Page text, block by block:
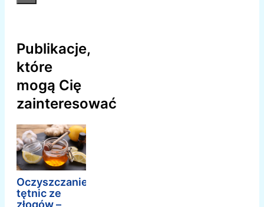
Publikacje,
które
mogą Cię
zainteresować
Oczyszczanie
tętnic ze